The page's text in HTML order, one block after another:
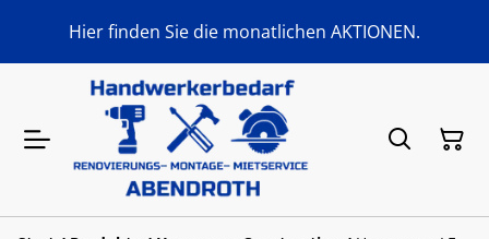
Hier finden Sie die monatlichen AKTIONEN.